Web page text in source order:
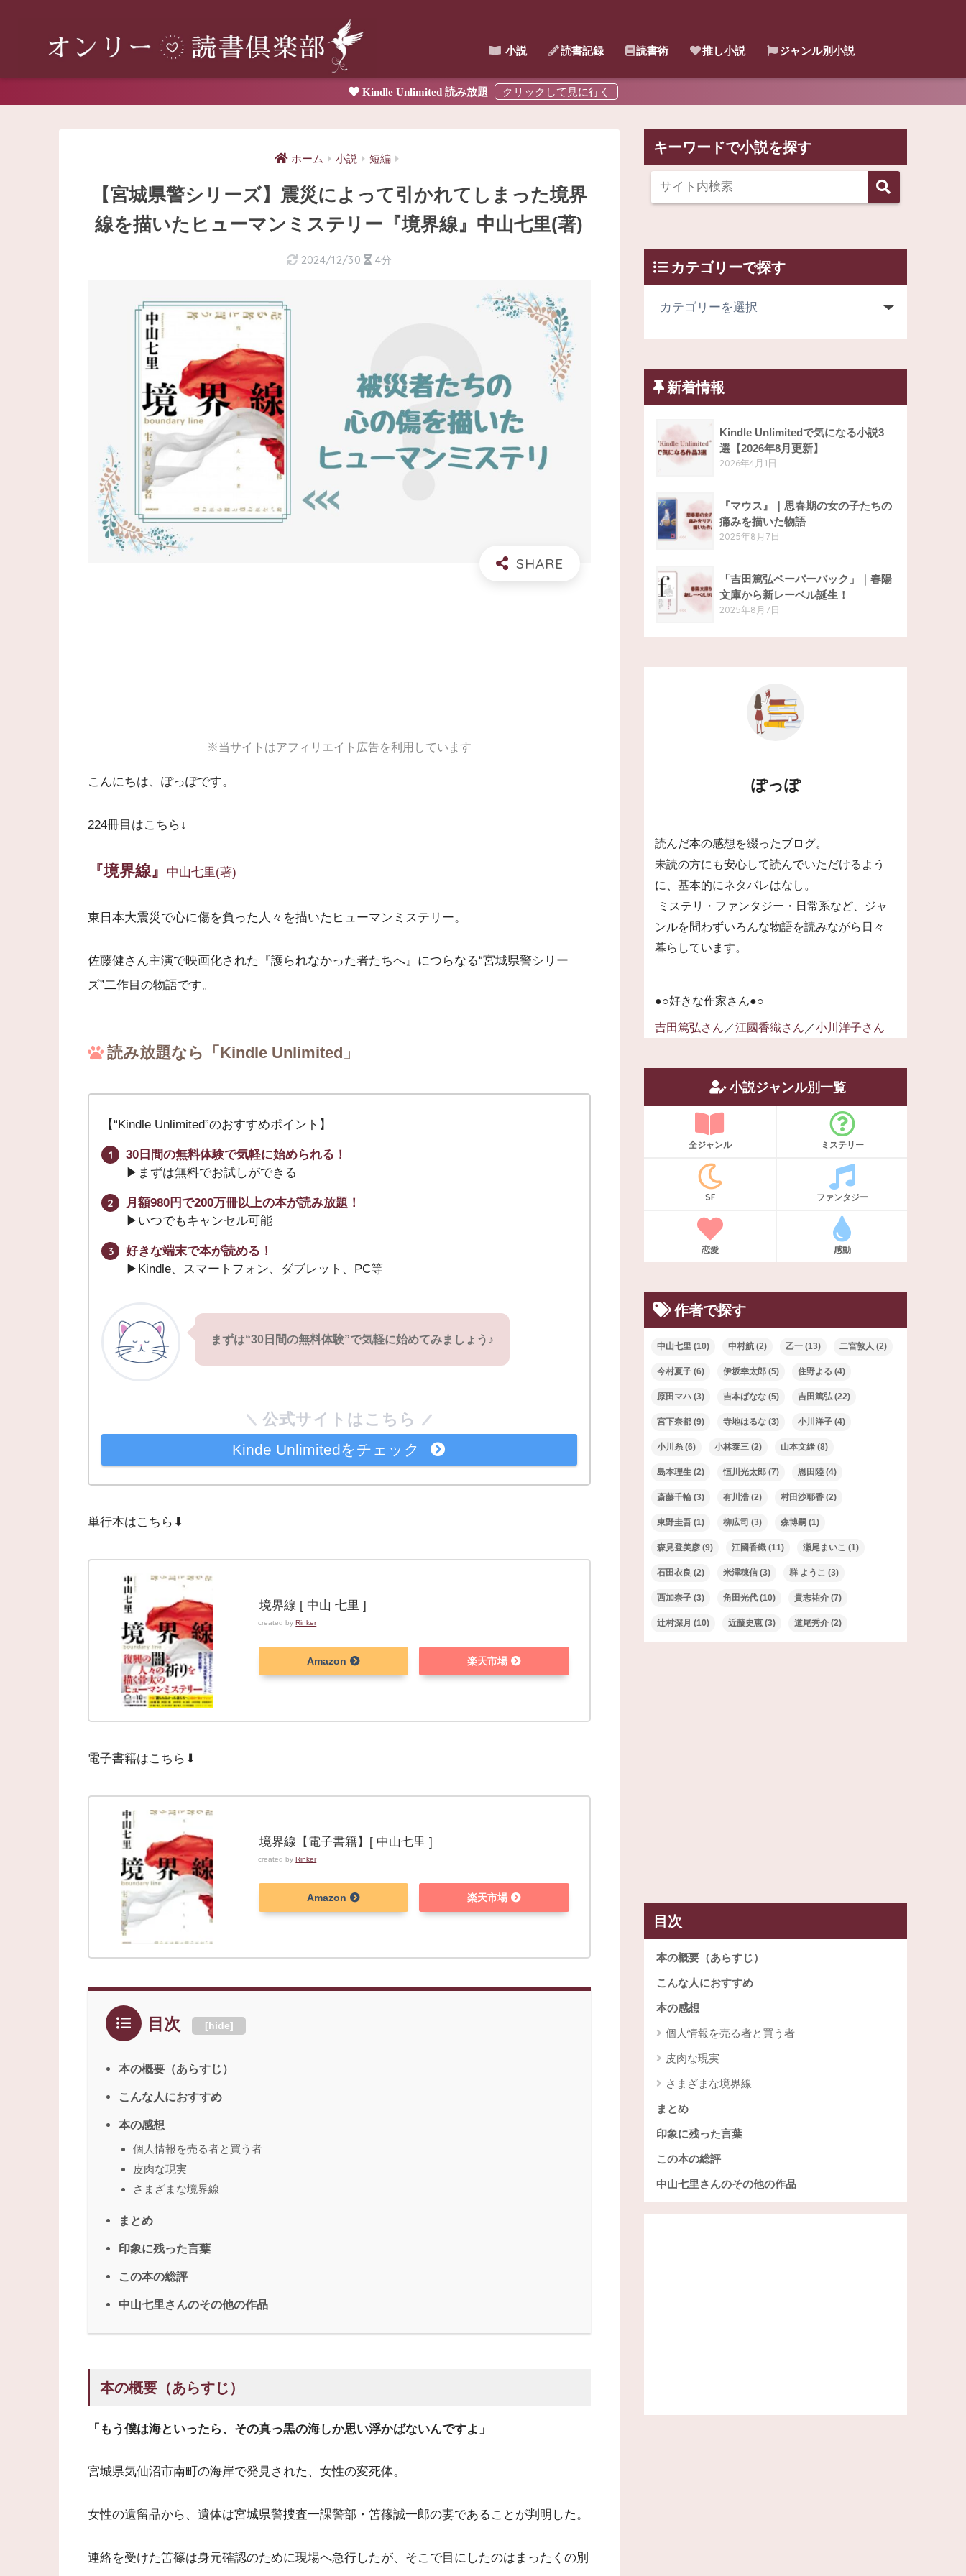
小説 読書記録 読書術 推し小説 ジャンル別小説
Kindle Unlimited 読み放題
ホーム 小説 短編
【宮城県警シリーズ】震災によって引かれてしまった境界
線を描いたヒューマンミステリー『境界線』中山七里(著)
2024/12/30 4分
※当サイトはアフィリエイト広告を利用しています
こんにちは、ぽっぽです。
224冊目はこちら↓
『境界線』 中山七里(著)
東日本大震災で心に傷を負った人々を描いたヒューマンミステリー。
佐藤健さん主演で映画化された『護られなかった者たちへ』につらなる“宮城県警シリー
ズ”二作目の物語です。
読み放題なら「Kindle Unlimited」
【“Kindle Unlimited”のおすすめポイント】
30日間の無料体験で気軽に始められる！
▶︎まずは無料でお試しができる
月額980円で200万冊以上の本が読み放題！
▶︎いつでもキャンセル可能
好きな端末で本が読める！
▶︎Kindle、スマートフォン、ダブレット、PC等
まずは“30日間の無料体験”で気軽に始めてみましょう♪
公式サイトはこちら
Kinde Unlimitedをチェック
単行本はこちら⬇︎
境界線 [ 中山 七里 ]
created byRinker
Amazon 楽天市場
電子書籍はこちら⬇︎
境界線【電子書籍】[ 中山七里 ]
created byRinker
Amazon 楽天市場
目次 [hide]
本の概要（あらすじ）
こんな人におすすめ
本の感想
個人情報を売る者と買う者
皮肉な現実
さまざまな境界線
まとめ
印象に残った言葉
この本の総評
中山七里さんのその他の作品
本の概要（あらすじ）
「もう僕は海といったら、その真っ黒の海しか思い浮かばないんですよ」
宮城県気仙沼市南町の海岸で発見された、女性の変死体。
女性の遺留品から、遺体は宮城県警捜査一課警部・笘篠誠一郎の妻であることが判明した。
連絡を受けた笘篠は身元確認のために現場へ急行したが、そこで目にしたのはまったくの別
キーワードで小説を探す
カテゴリーで探す
新着情報
Kindle Unlimitedで気になる小説3
選【2026年8月更新】
2026年4月1日
『マウス』｜思春期の女の子たちの
痛みを描いた物語
2025年8月7日
「吉田篤弘ペーパーバック」｜春陽
文庫から新レーベル誕生！
2025年8月7日
ぽっぽ
読んだ本の感想を綴ったブログ。
未読の方にも安心して読んでいただけるよう
に、基本的にネタバレはなし。
ミステリ・ファンタジー・日常系など、ジャ
ンルを問わずいろんな物語を読みながら日々
暮らしています。
●○好きな作家さん●○
吉田篤弘さん ／江國香織さん ／小川洋子さん
小説ジャンル別一覧
全ジャンル ミステリー
SF ファンタジー
恋愛 感動
作者で探す
中山七里 (10) 中村航 (2) 乙一 (13) 二宮敦人 (2)
今村夏子 (6) 伊坂幸太郎 (5) 住野よる (4)
原田マハ (3) 吉本ばなな (5) 吉田篤弘 (22)
宮下奈都 (9) 寺地はるな (3) 小川洋子 (4)
小川糸 (6) 小林泰三 (2) 山本文緒 (8)
島本理生 (2) 恒川光太郎 (7) 恩田陸 (4)
斎藤千輪 (3) 有川浩 (2) 村田沙耶香 (2)
東野圭吾 (1) 柳広司 (3) 森博嗣 (1)
森見登美彦 (9) 江國香織 (11) 瀬尾まいこ (1)
石田衣良 (2) 米澤穂信 (3) 群 ようこ (3)
西加奈子 (3) 角田光代 (10) 貴志祐介 (7)
辻村深月 (10) 近藤史恵 (3) 道尾秀介 (2)
目次
本の概要（あらすじ）
こんな人におすすめ
本の感想
個人情報を売る者と買う者
皮肉な現実
さまざまな境界線
まとめ
印象に残った言葉
この本の総評
中山七里さんのその他の作品